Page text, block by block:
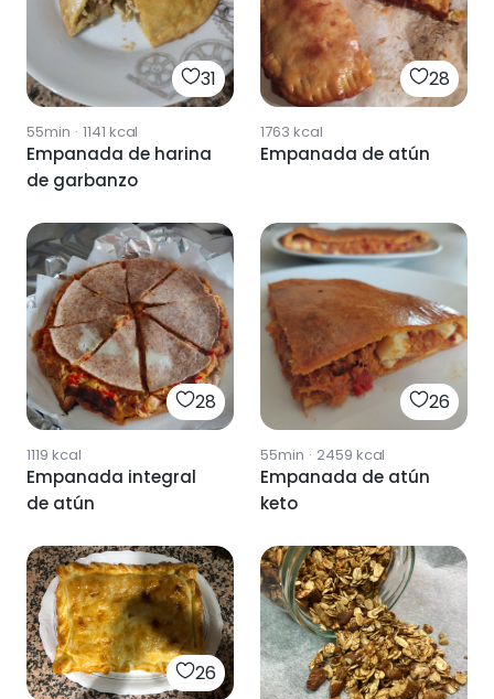
31
55min · 1141 kcal
Empanada de harina
de garbanzo
28
1763 kcal
Empanada de atún
28
1119 kcal
Empanada integral
de atún
26
55min · 2459 kcal
Empanada de atún
keto
26